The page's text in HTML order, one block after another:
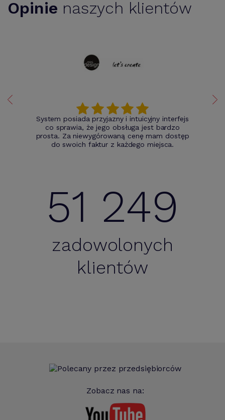
Opinie naszych klientów
System posiada przyjazny i intuicyjny interfejs
co sprawia, że jego obsługa jest bardzo
prosta. Za niewygórowaną cenę mam dostęp
do swoich faktur z każdego miejsca.
51 249
zadowolonych
klientów
Zobacz nas na: